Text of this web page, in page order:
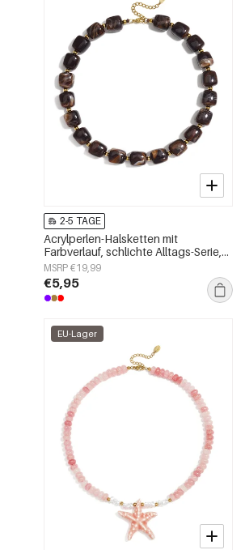
2-5 TAGE
Acrylperlen-Halsketten mit
Farbverlauf, schlichte Alltags-Serie,
Damenschmuck
MSRP €19,99
€5,95
EU-Lager